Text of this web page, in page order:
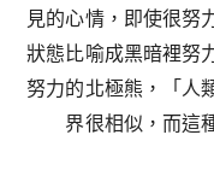
見的心情，即使很努
狀態比喻成黑暗裡努
努力的北極熊，「人
界很相似，而這